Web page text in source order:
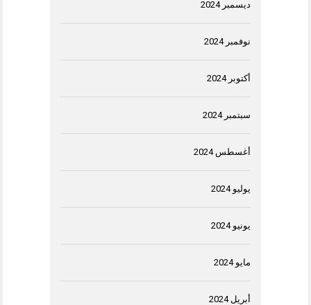
ديسمبر 2024
نوفمبر 2024
أكتوبر 2024
سبتمبر 2024
أغسطس 2024
يوليو 2024
يونيو 2024
مايو 2024
أبريل 2024